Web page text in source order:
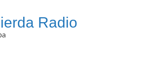
Radio